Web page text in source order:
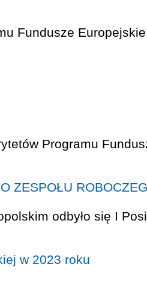
ZESPOŁU
w 2023 roku